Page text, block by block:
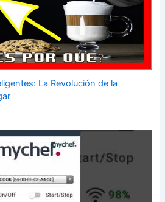
La Revolución de la